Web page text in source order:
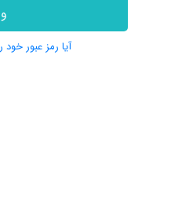
آیا رمز عبور